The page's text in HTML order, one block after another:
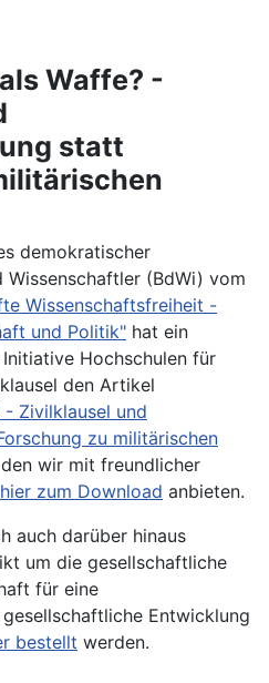
Waffe? -
statt
demokratischer
Wissenschaftler (BdWi) vom
Wissenschaftsfreiheit -
und Politik" hat ein
Hochschulen für
den Artikel
- Zivilklausel und
zu militärischen
wir mit freundlicher
hier zum Download anbieten.
auch darüber hinaus
um die gesellschaftliche
für eine
Entwicklung
bestellt werden.